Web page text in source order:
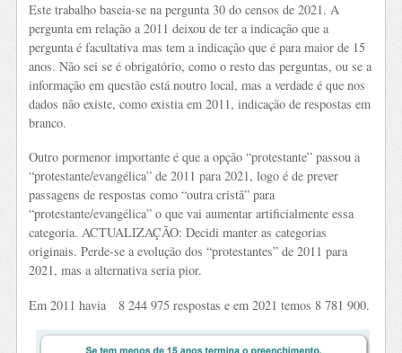
Este trabalho baseia-se na pergunta 30 do censos de 2021. A
pergunta em relação a 2011 deixou de ter a indicação que a
pergunta é facultativa mas tem a indicação que é para maior de 15
anos. Não sei se é obrigatório, como o resto das perguntas, ou se a
informação em questão está noutro local, mas a verdade é que nos
dados não existe, como existia em 2011, indicação de respostas em
branco.
Outro pormenor importante é que a opção “protestante” passou a
“protestante/evangélica” de 2011 para 2021, logo é de prever
passagens de respostas como “outra cristã” para
“protestante/evangélica” o que vai aumentar artificialmente essa
categoria. ACTUALIZAÇÃO: Decidi manter as categorias
originais. Perde-se a evolução dos “protestantes” de 2011 para
2021, mas a alternativa seria pior.
Em 2011 havia 8 244 975 respostas e em 2021 temos 8 781 900.